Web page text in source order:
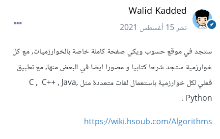
Walid Kadded
نشر15 أغسطس 2021
ستجد في موقع حسوب ويكي صفحة كاملة خاصة بالخوارزميات, مع كل
خوارزمية ستجد شرحا كتابيا و مصورا ايضا في البعض منها, مع تطبيق
فعلي لكل خوارزمية باستعمال لغات متعددة مثل C , C++ , Java,
Python .
https://wiki.hsoub.com/Algorithms